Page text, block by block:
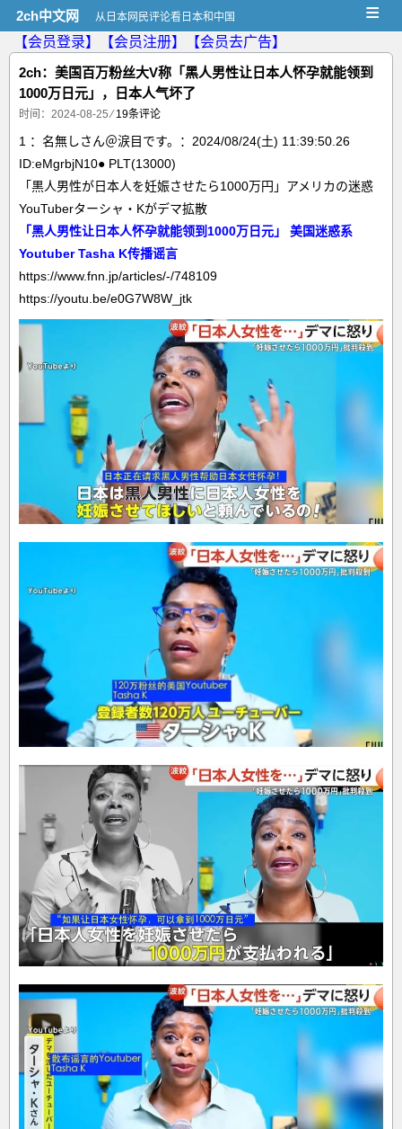
2ch中文网 从日本网民评论看日本和中国 ≡
【会员登录】 【会员注册】
【会员去广告】
2ch：美国百万粉丝大V称「黑人男性让日本人怀孕就能领到
1000万日元」，日本人气坏了
时间：2024-08-25 ⁄19条评论
1 ：名無しさん＠涙目です。：2024/08/24(土) 11:39:50.26
ID:eMgrbjN10● PLT(13000)
「黒人男性が日本人を妊娠させたら1000万円」アメリカの迷惑
YouTuberターシャ・Kがデマ拡散
「黑人男性让日本人怀孕就能领到1000万日元」 美国迷惑系
Youtuber Tasha K传播谣言
https://www.fnn.jp/articles/-/748109
https://youtu.be/e0G7W8W_jtk